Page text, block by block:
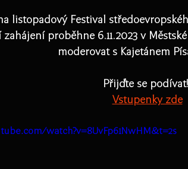
listopadový Festival
proběhne 6.11.2023 v
moderovat s Kajetánem
Přijďte se podívat!
Vstupenky zde
watch?v=8UvFp61NwHM&t=2s